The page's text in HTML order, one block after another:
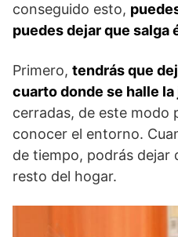
conseguido esto,
puedes dejar que salga
Primero, tendrás que
cuarto donde se halle la
cerradas, de este modo
conocer el entorno.
de tiempo, podrás dejar
resto del hogar.